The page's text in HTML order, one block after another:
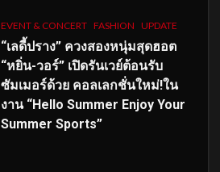
EVENT & CONCERT FASHION UPDATE
“เลดี้ปราง” ควงสองหนุ่มสุดฮอต
“หยิ่น-วอร์” เปิดรันเวย์ต้อนรับ
ซัมเมอร์ด้วย คอลเลกชั่นใหม่!ใน
งาน “Hello Summer Enjoy Your
Summer Sports”